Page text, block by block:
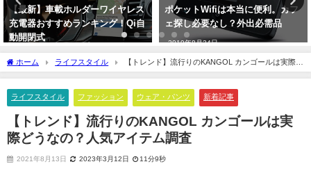
ポケットWifiは本当に便利。カフ
ェ探し必要なし？外出必需品
2019年8月24日
【2023年夏】最強のコスパ時計チ
ープカシオ！チープカシオとは。
おすすめランキング
ホーム ライフスタイル
【トレンド】流行りのKANGOL カンゴールは実際ど
うなの？人気アイテム調査
ライフスタイル ファッション ウェア・パンツ 新着記事
【トレンド】流行りのKANGOL カンゴールは実
際どうなの？人気アイテム調査
2021年8月13日 2023年3月12日 11分9秒